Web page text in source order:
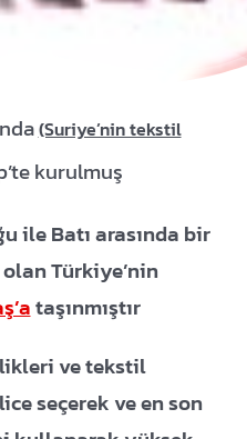
(Suriye’nin tekstil
kurulmuş
ile Batı arasında bir
Türkiye’nin
taşınmıştır
ve tekstil
seçerek ve en son